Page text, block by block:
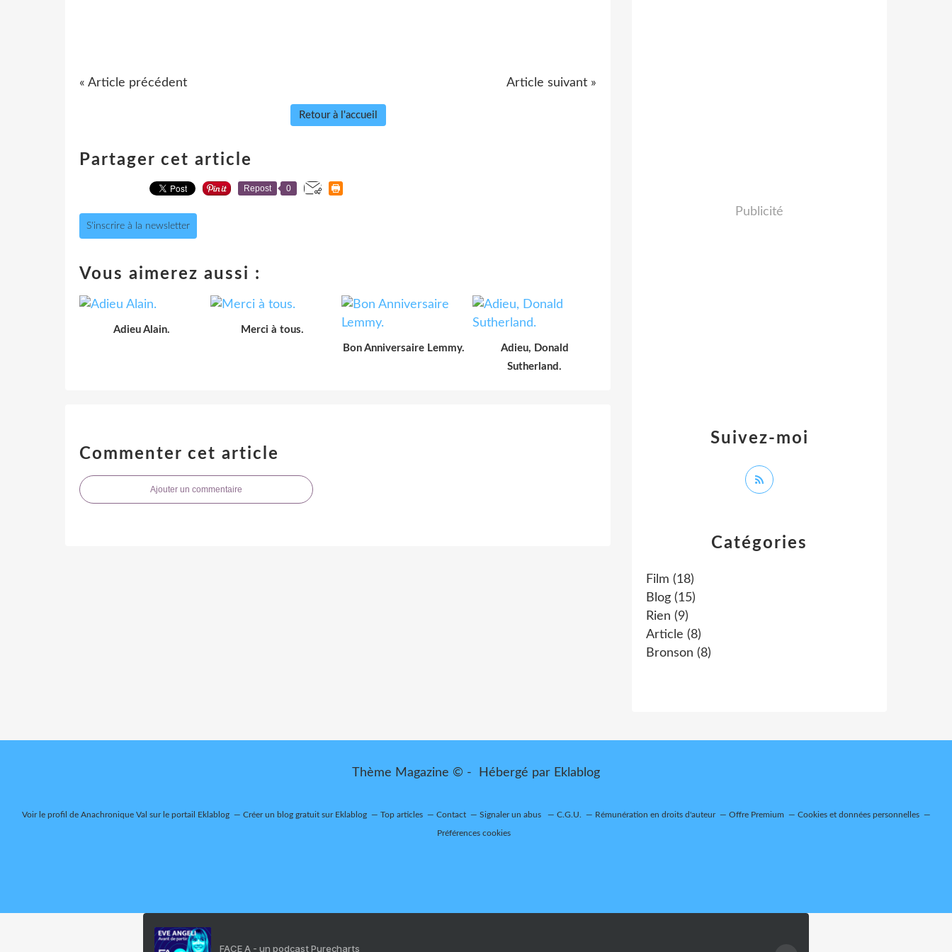
« Article précédent Article suivant »
Retour à l'accueil
Partager cet article
Repost 0
S'inscrire à la newsletter
Vous aimerez aussi :
Adieu Alain.
Merci à tous.
Bon Anniversaire Lemmy.
Adieu, Donald
Sutherland.
Commenter cet article
Ajouter un commentaire
Catégories
Film (18)
Blog (15)
Rien (9)
Article (8)
Bronson (8)
Suivez-moi
Publicité
Thème Magazine © - Hébergé par Eklablog
Voir le profil de Anachronique Val sur le portail Eklablog Créer un blog gratuit sur Eklablog Top articles Contact Signaler un abus C.G.U. Rémunération en droits d'auteur Offre Premium Cookies et données personnelles
Préférences cookies
FACE A - un podcast Purecharts